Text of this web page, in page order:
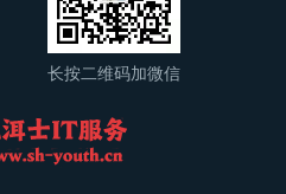
长按二维码加微信